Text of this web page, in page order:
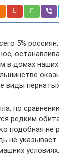
5%
в домах
виды
по
редким
подобная не
не